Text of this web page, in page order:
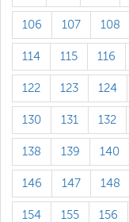
106 107 108
114 115 116
122 123 124
130 131 132
138 139 140
146 147 148
154 155 156